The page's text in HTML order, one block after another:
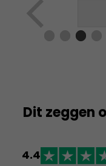
Dit zeggen
4.4